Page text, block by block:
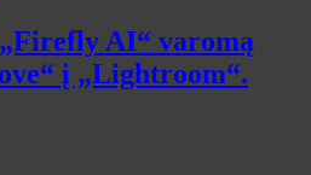
AI“ varomą
į „Lightroom“.